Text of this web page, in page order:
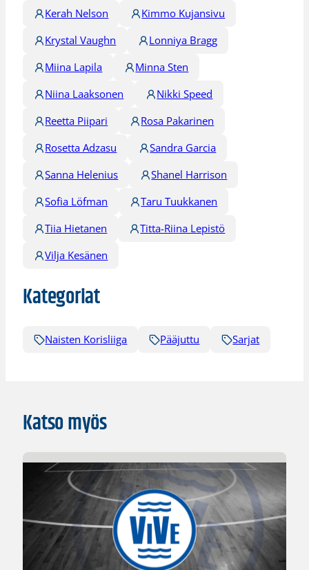
Kerah Nelson
Kimmo Kujansivu
Krystal Vaughn
Lonniya Bragg
Miina Lapila
Minna Sten
Niina Laaksonen
Nikki Speed
Reetta Piipari
Rosa Pakarinen
Rosetta Adzasu
Sandra Garcia
Sanna Helenius
Shanel Harrison
Sofia Löfman
Taru Tuukkanen
Tiia Hietanen
Titta-Riina Lepistö
Vilja Kesänen
Kategoriat
Naisten Korisliiga Pääjuttu Sarjat
Katso myös